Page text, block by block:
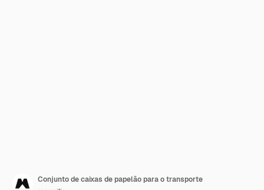
Conjunto de caixas de papelão para o transporte